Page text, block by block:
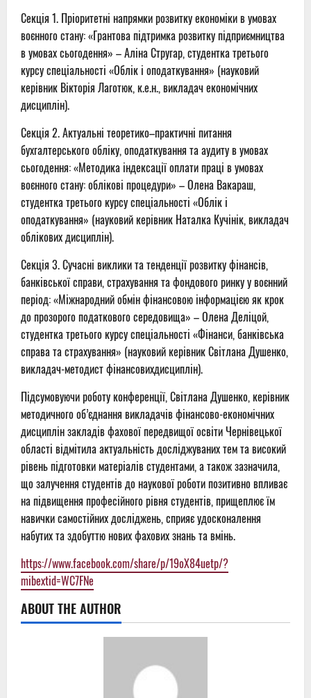
Секція 1. Пріоритетні напрямки розвитку економіки в умовах
воєнного стану: «Грантова підтримка розвитку підприємництва
в умовах сьогодення» – Аліна Стругар, студентка третього
курсу спеціальності «Облік і оподаткування» (науковий
керівник Вікторія Лаготюк, к.е.н., викладач економічних
дисциплін).
Секція 2. Актуальні теоретико–практичні питання
бухгалтерського обліку, оподаткування та аудиту в умовах
сьогодення: «Методика індексації оплати праці в умовах
воєнного стану: облікові процедури» – Олена Вакараш,
студентка третього курсу спеціальності «Облік і
оподаткування» (науковий керівник Наталка Кучінік, викладач
облікових дисциплін).
Секція 3. Сучасні виклики та тенденції розвитку фінансів,
банківської справи, страхування та фондового ринку у воєнний
період: «Міжнародний обмін фінансовою інформацією як крок
до прозорого податкового середовища» – Олена Деліцой,
студентка третього курсу спеціальності «Фінанси, банківська
справа та страхування» (науковий керівник Світлана Душенко,
викладач-методист фінансовихдисциплін).
Підсумовуючи роботу конференції, Світлана Душенко, керівник
методичного об’єднання викладачів фінансово-економічних
дисциплін закладів фахової передвищої освіти Чернівецької
області відмітила актуальність досліджуваних тем та високий
рівень підготовки матеріалів студентами, а також зазначила,
що залучення студентів до наукової роботи позитивно впливає
на підвищення професійного рівня студентів, прищеплює їм
навички самостійних досліджень, сприяє удосконалення
набутих та здобуттю нових фахових знань та вмінь.
https://www.facebook.com/share/p/19oX84uetp/?
mibextid=WC7FNe
ABOUT THE AUTHOR